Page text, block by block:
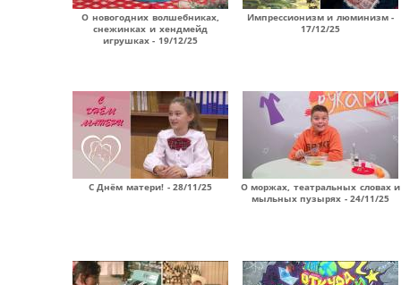
О новогодних волшебниках,
снежинках и хендмейд
игрушках - 19/12/25
Импрессионизм и люминизм -
17/12/25
С Днём матери! - 28/11/25
О моржах, театральных словах и
мыльных пузырях - 24/11/25